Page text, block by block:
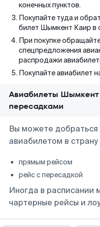
конечных пунктов.
Покупайте туда и
билет Шымкент Каир в
При покупке
спецпредложения
распродажи
Покупайте авиабилет
Авиабилеты
пересадками
Вы можете
авиабилетом в
прямым рейсом
рейс с пересадкой
Иногда в расписании
чартерные рейсы и